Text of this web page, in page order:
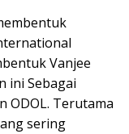
Vanjee
ini Sebagai
ODOL. Terutama
sering